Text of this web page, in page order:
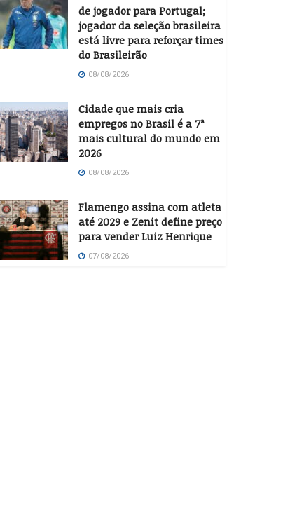
de jogador para Portugal;
jogador da seleção brasileira
está livre para reforçar times
do Brasileirão
08/08/2026
Cidade que mais cria
empregos no Brasil é a 7ª
mais cultural do mundo em
2026
08/08/2026
Flamengo assina com atleta
até 2029 e Zenit define preço
para vender Luiz Henrique
07/08/2026